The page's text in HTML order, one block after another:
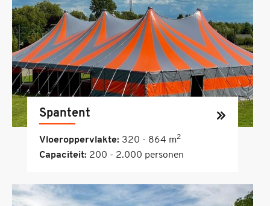
Spantent
Vloeroppervlakte: 320 - 864 m2
Capaciteit: 200 - 2.000 personen